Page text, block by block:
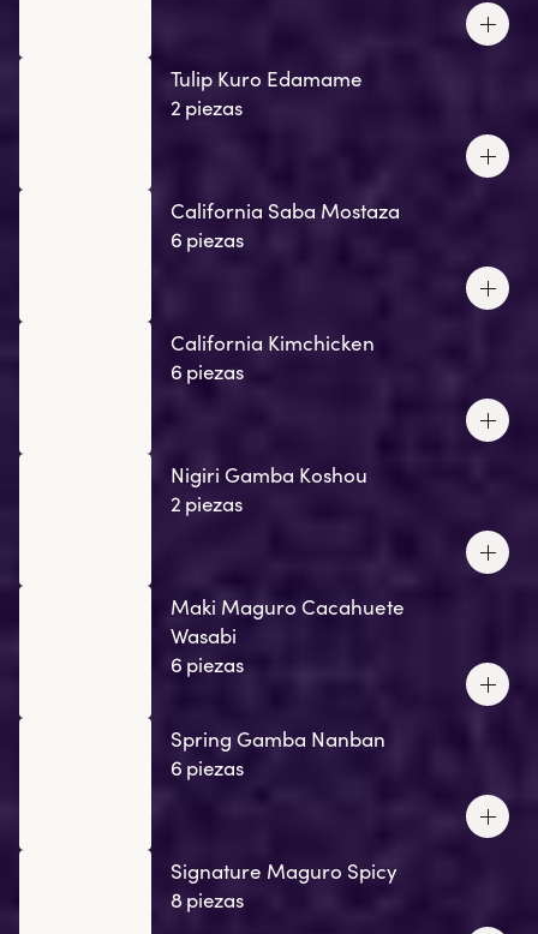
Tulip Kuro Edamame
2 piezas
California Saba Mostaza
6 piezas
California Kimchicken
6 piezas
Nigiri Gamba Koshou
2 piezas
Maki Maguro Cacahuete
Wasabi
6 piezas
Spring Gamba Nanban
6 piezas
Signature Maguro Spicy
8 piezas